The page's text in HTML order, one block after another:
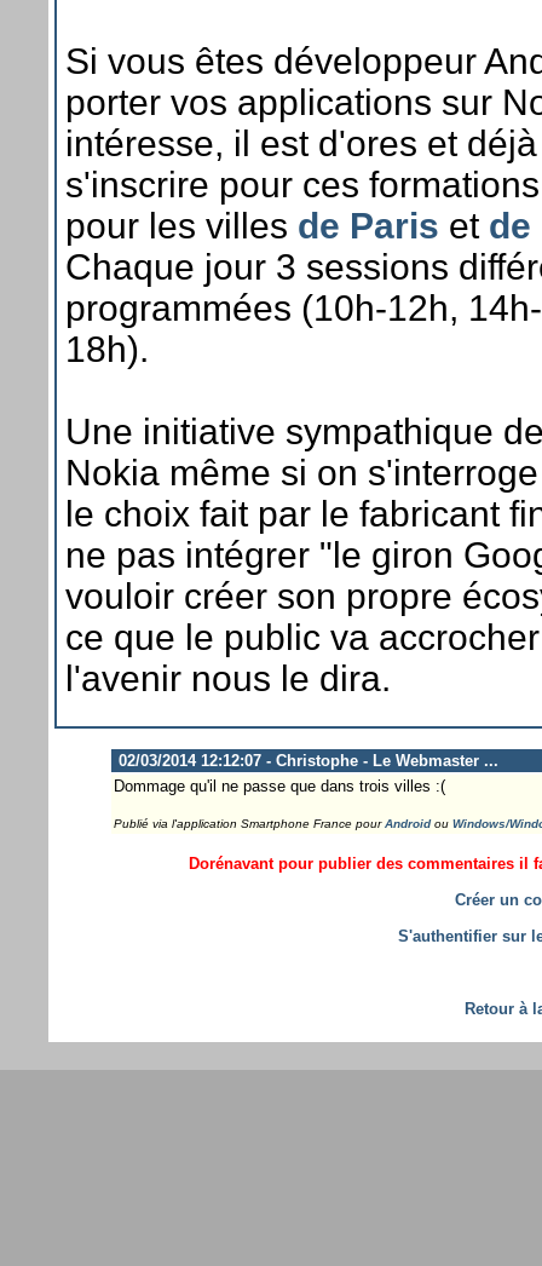
Si vous êtes développeur
porter vos applications sur
intéresse, il est d'ores et
s'inscrire pour ces
pour les villes de Paris et de
Chaque jour 3 sessions
programmées (10h-12h,
18h).
Une initiative sympathique
Nokia même si on
le choix fait par le fabricant
ne pas intégrer "le giron
vouloir créer son propre
ce que le public va
l'avenir nous le dira.
02/03/2014 12:12:07 - Christophe - Le Webmaster ...
Dommage qu'il ne passe que dans trois villes :(
Publié via l'application Smartphone France pourAndroidou Windows/
Dorénavant pour publier des commentaires il
Créer un
S'authentifier sur
Retour à